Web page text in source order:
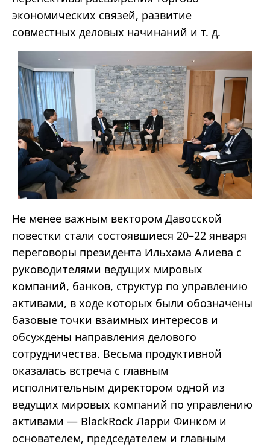
экономических связей, развитие
совместных деловых начинаний и т. д.
Не менее важным вектором Давосской
повестки стали состоявшиеся 20–22 января
переговоры президента Ильхама Алиева с
руководителями ведущих мировых
компаний, банков, структур по управлению
активами, в ходе которых были обозначены
базовые точки взаимных интересов и
обсуждены направления делового
сотрудничества. Весьма продуктивной
оказалась встреча с главным
исполнительным директором одной из
ведущих мировых компаний по управлению
активами — BlackRock Ларри Финком и
основателем, председателем и главным